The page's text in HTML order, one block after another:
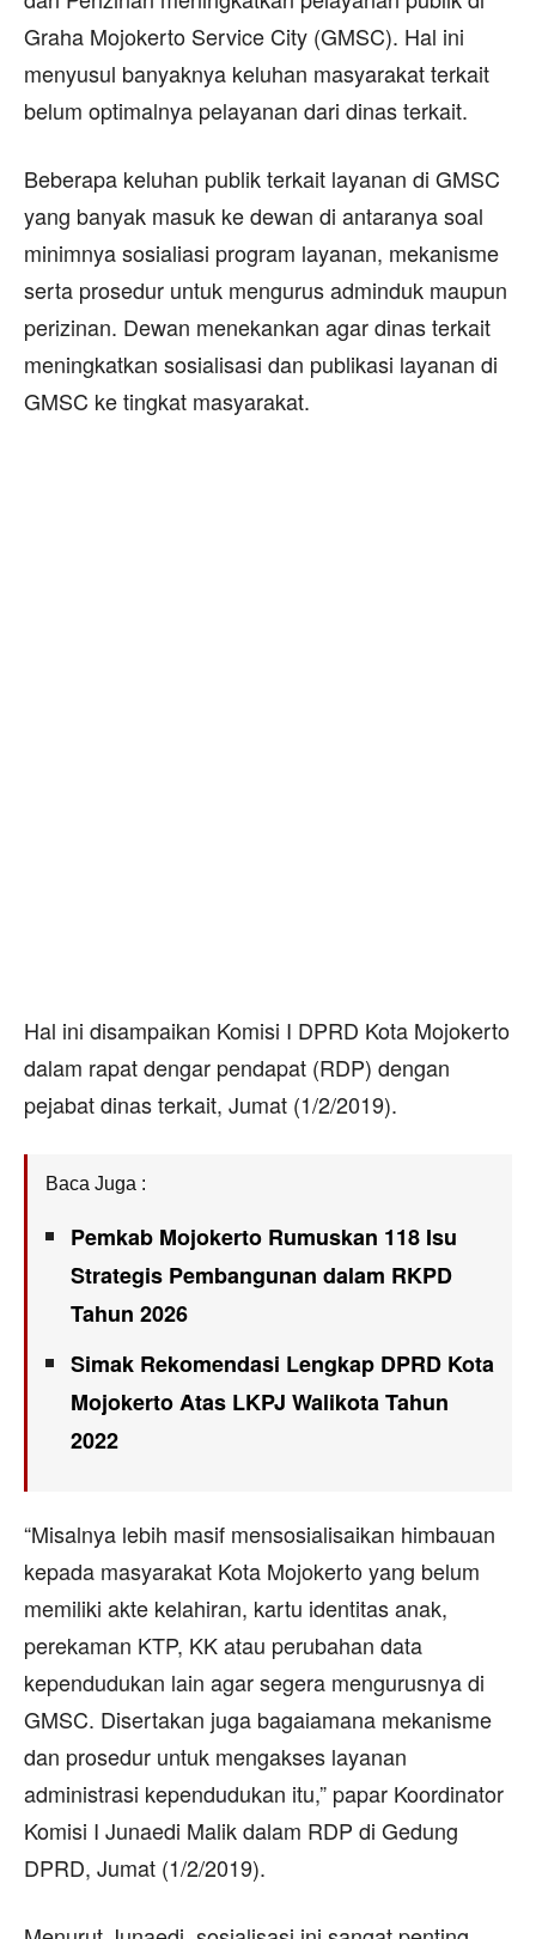
Graha Mojokerto Service City (GMSC). Hal ini
menyusul banyaknya keluhan masyarakat terkait
belum optimalnya pelayanan dari dinas terkait.
Beberapa keluhan publik terkait layanan di GMSC
yang banyak masuk ke dewan di antaranya soal
minimnya sosialiasi program layanan, mekanisme
serta prosedur untuk mengurus adminduk maupun
perizinan. Dewan menekankan agar dinas terkait
meningkatkan sosialisasi dan publikasi layanan di
GMSC ke tingkat masyarakat.
Hal ini disampaikan Komisi I DPRD Kota Mojokerto
dalam rapat dengar pendapat (RDP) dengan
pejabat dinas terkait, Jumat (1/2/2019).
Baca Juga :
Pemkab Mojokerto Rumuskan 118 Isu
Strategis Pembangunan dalam RKPD
Tahun 2026
Simak Rekomendasi Lengkap DPRD Kota
Mojokerto Atas LKPJ Walikota Tahun
2022
“Misalnya lebih masif mensosialisaikan himbauan
kepada masyarakat Kota Mojokerto yang belum
memiliki akte kelahiran, kartu identitas anak,
perekaman KTP, KK atau perubahan data
kependudukan lain agar segera mengurusnya di
GMSC. Disertakan juga bagaiamana mekanisme
dan prosedur untuk mengakses layanan
administrasi kependudukan itu,” papar Koordinator
Komisi I Junaedi Malik dalam RDP di Gedung
DPRD, Jumat (1/2/2019).